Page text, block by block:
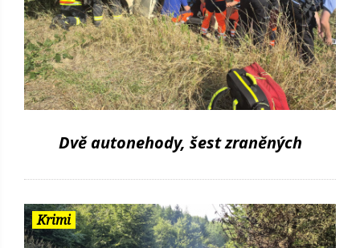
Dvě autonehody, šest zraněných
Krimi